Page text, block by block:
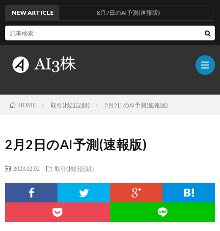
グ
NEW ARTICLE 8月7日のAI予測(速報版)
HOME 取引(検証記録) 2月2日のAI予測(速報版)
2月2日のAI予測(速報版)
2023.02.02 取引(検証記録)